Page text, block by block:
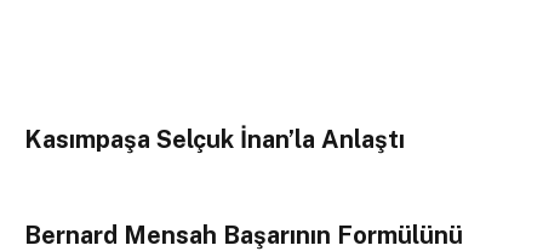
Kasımpaşa Selçuk İnan’la Anlaştı
Bernard Mensah Başarının Formülünü